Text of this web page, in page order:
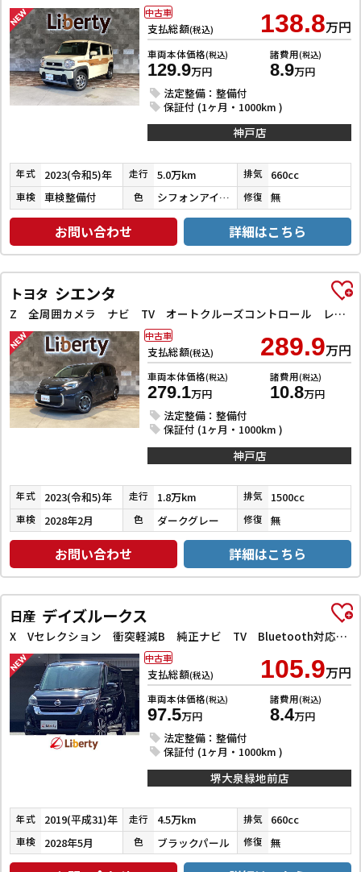
支払総額(税込) 138.8万円
車両本体価格(税込)
129.9万円
諸費用(税込)
8.9万円
法定整備：整備付
保証付 (1ヶ月・1000km )
中古車
神戸店
年式 2023(令和5)年 走行 5.0万km 排気 660cc
車検 車検整備付 色 シフォンアイボリーメタリック 修復 無
お問い合わせ 詳細はこちら
トヨタ シエンタ
Z 全周囲カメラ ナビ TV オートクルーズコントロール レーンアシスト 衝突被害軽減システム 両側電動スライドドア オートマチックハイビーム オートライト LEDヘッドランプ スマートキー
支払総額(税込) 289.9万円
車両本体価格(税込)
279.1万円
諸費用(税込)
10.8万円
法定整備：整備付
保証付 (1ヶ月・1000km )
中古車
神戸店
年式 2023(令和5)年 走行 1.8万km 排気 1500cc
車検 2028年2月 色 ダークグレー 修復 無
お問い合わせ 詳細はこちら
日産 デイズルークス
X Vセレクション 衝突軽減B 純正ナビ TV Bluetooth対応 アラウンドビューモニター 両側自動ドア 革巻きステアリング HIDヘッドライト フォグライト スマートキー プッシュスタート アイドリングストップ
支払総額(税込) 105.9万円
車両本体価格(税込)
97.5万円
諸費用(税込)
8.4万円
法定整備：整備付
保証付 (1ヶ月・1000km )
中古車
堺大泉緑地前店
年式 2019(平成31)年 走行 4.5万km 排気 660cc
車検 2028年5月 色 ブラックパール 修復 無